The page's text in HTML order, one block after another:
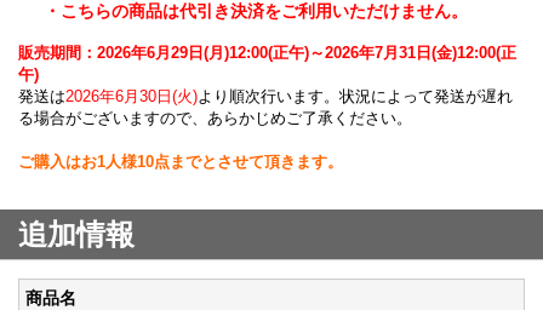
・こちらの商品は代引き決済をご利用いただけません。
販売期間：2026年6月29日(月)12:00(正午)～2026年7月31日(金)12:00(正
午)
発送は2026年6月30日(火)より順次行います。状況によって発送が遅れ
る場合がございますので、あらかじめご了承ください。
ご購入はお1人様10点までとさせて頂きます。
追加情報
商品名